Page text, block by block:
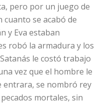
pero por un juego de
cuanto se acabó de
y Eva estaban
robó la armadura y los
le costó trabajo
vez que el hombre le
entrara, se nombró rey
mortales, sin